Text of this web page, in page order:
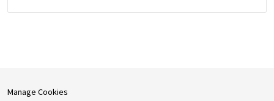
Manage Cookies